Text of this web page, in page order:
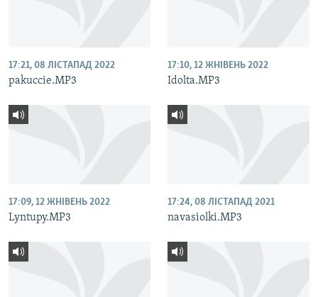
17:21, 08 ЛІСТАПАД 2022
pakuccie.MP3
17:10, 12 ЖНІВЕНЬ 2022
Idolta.MP3
17:09, 12 ЖНІВЕНЬ 2022
Lyntupy.MP3
17:24, 08 ЛІСТАПАД 2021
navasiolki.MP3